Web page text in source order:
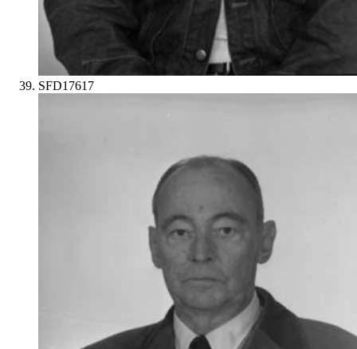
SFD17617